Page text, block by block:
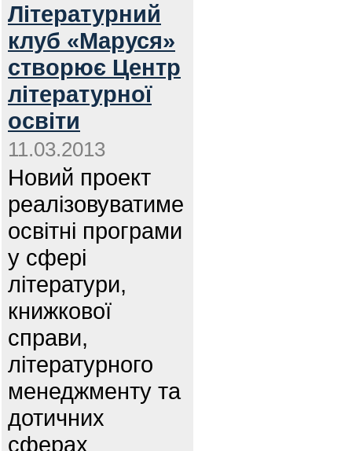
Літературний
клуб «Маруся»
створює Центр
літературної
освіти
11.03.2013
Новий проект
реалізовуватиме
освітні програми
у сфері
літератури,
книжкової
справи,
літературного
менеджменту та
дотичних
сферах